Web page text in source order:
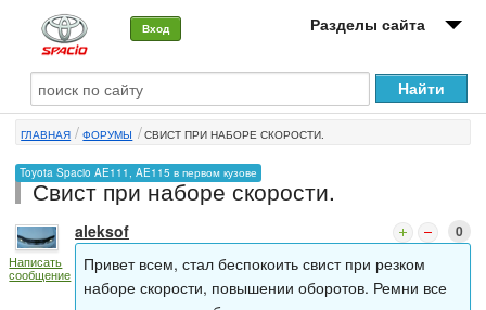
Вход Разделы сайта
О машине
Автоклуб
Форумы
Сервисы и услуги
Новости
ГЛАВНАЯ ФОРУМЫ СВИСТ ПРИ НАБОРЕ СКОРОСТИ.
Toyota Spacio AE111, AE115 в первом кузове
Свист при наборе скорости.
Написать
сообщение
aleksof 0
Привет всем, стал беспокоить свист при резком
наборе скорости, повышении оборотов. Ремни все